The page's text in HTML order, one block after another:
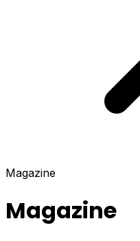
Magazine
Magazine